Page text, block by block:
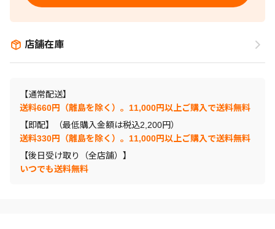
店舗在庫
【通常配送】
送料660円（離島を除く）。11,000円以上ご購入で送料無料
【即配】（最低購入金額は税込2,200円）
送料330円（離島を除く）。11,000円以上ご購入で送料無料
【後日受け取り（全店舗）】
いつでも送料無料